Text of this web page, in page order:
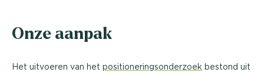
Onze aanpak
Het uitvoeren van het positioneringsonderzoek bestond uit